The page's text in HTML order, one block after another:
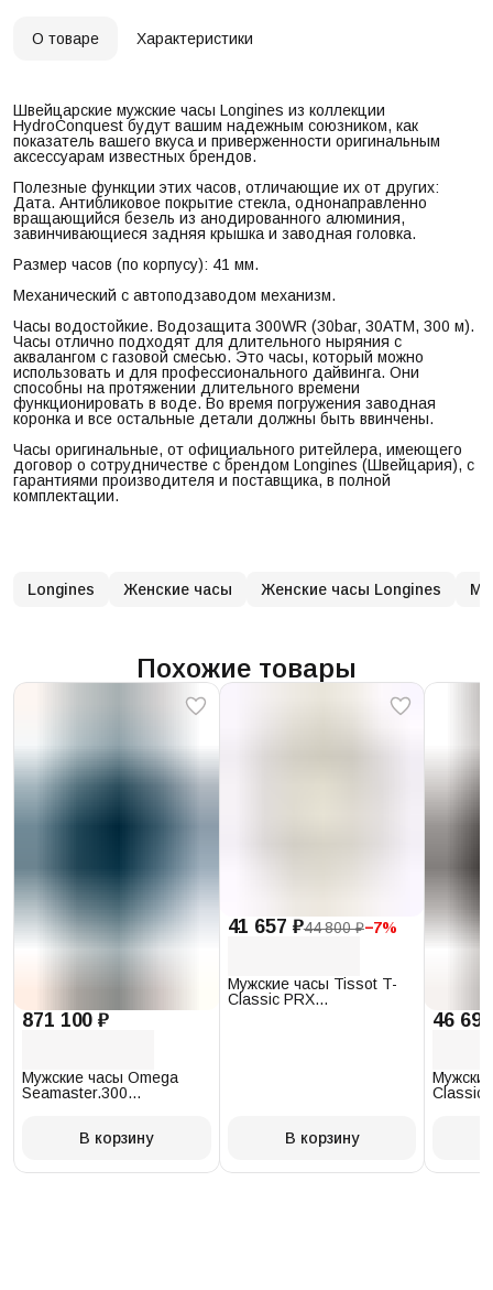
О товаре Характеристики
Швейцарские мужские часы Longines из коллекции
HydroConquest будут вашим надежным союзником, как
показатель вашего вкуса и приверженности оригинальным
аксессуарам известных брендов.
Полезные функции этих часов, отличающие их от других:
Дата. Антибликовое покрытие стекла, однонаправленно
вращающийся безель из анодированного алюминия,
завинчивающиеся задняя крышка и заводная головка.
Размер часов (по корпусу): 41 мм.
Механический с автоподзаводом механизм.
Часы водостойкие. Водозащита 300WR (30bar, 30ATM, 300 м).
Часы отлично подходят для длительного ныряния с
аквалангом с газовой смесью. Это часы, который можно
использовать и для профессионального дайвинга. Они
способны на протяжении длительного времени
функционировать в воде. Во время погружения заводная
коронка и все остальные детали должны быть ввинчены.
Часы оригинальные, от официального ритейлера, имеющего
договор о сотрудничестве с брендом Longines (Швейцария), с
гарантиями производителя и поставщика, в полной
комплектации.
Longines Женские часы Женские часы Longines
Похожие товары
871 100 ₽
Мужские часы Omega
Seamaster.300
В корзину
41 657 ₽44 800 ₽−7%
Мужские часы Tissot T-
Classic PRX
В корзину
46
Classic